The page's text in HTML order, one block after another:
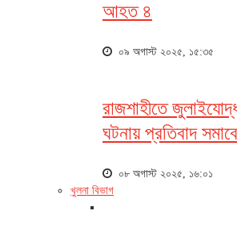
আহত ৪
০৯ অগাস্ট ২০২৫, ১৫:৩৫
রাজশাহীতে
ঘটনায় প্রতিবাদ
০৮ অগাস্ট ২০২৫, ১৬:০১
খুলনা বিভাগ